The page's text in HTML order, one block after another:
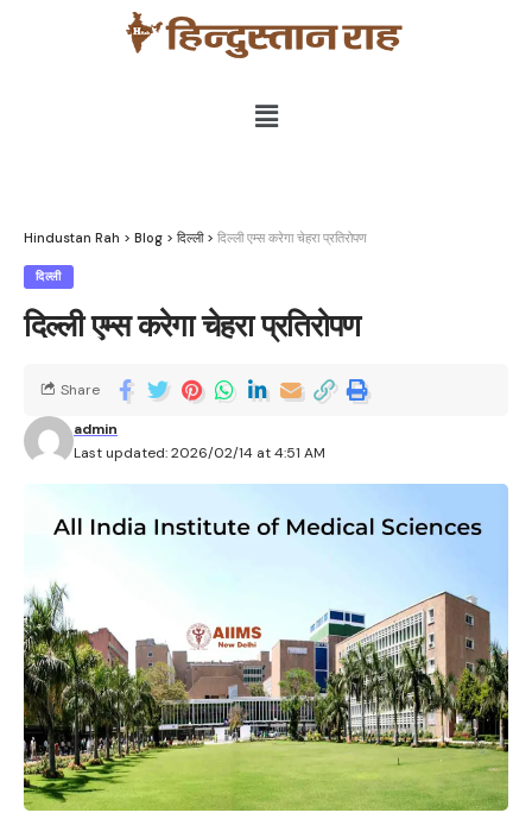
Hindustan Rah > Blog > दिल्ली> दिल्ली एम्स करेगा चेहरा प्रतिरोपण
दिल्ली
दिल्ली एम्स करेगा चेहरा प्रतिरोपण
Last updated: 2026/02/14 at 4:51 AM
admin
Share